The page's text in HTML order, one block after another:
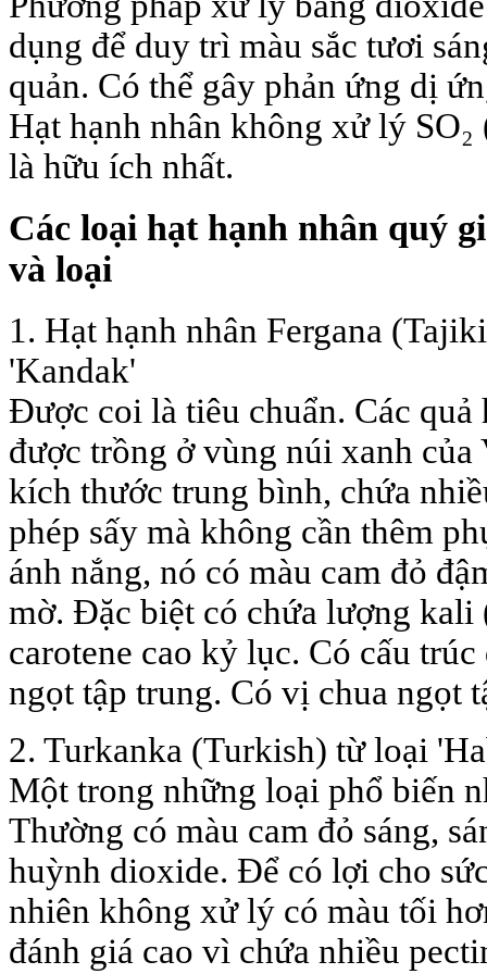
dụng để duy trì màu sắc tươi
quản. Có thể gây phản ứng dị
Hạt hạnh nhân không xử lý
là hữu ích nhất.
Các loại hạt hạnh nhân quý
và loại
1. Hạt hạnh nhân Fergana
'Kandak'
Được coi là tiêu chuẩn. Các quả
được trồng ở vùng núi xanh của
kích thước trung bình, chứa
phép sấy mà không cần thêm
ánh nắng, nó có màu cam đỏ
mờ. Đặc biệt có chứa lượng kali
carotene cao kỷ lục. Có cấu
ngọt tập trung. Có vị chua ngọt
2. Turkanka (Turkish) từ loại
Một trong những loại phổ biến
Thường có màu cam đỏ sáng,
huỳnh dioxide. Để có lợi cho
nhiên không xử lý có màu tối
đánh giá cao vì chứa nhiều